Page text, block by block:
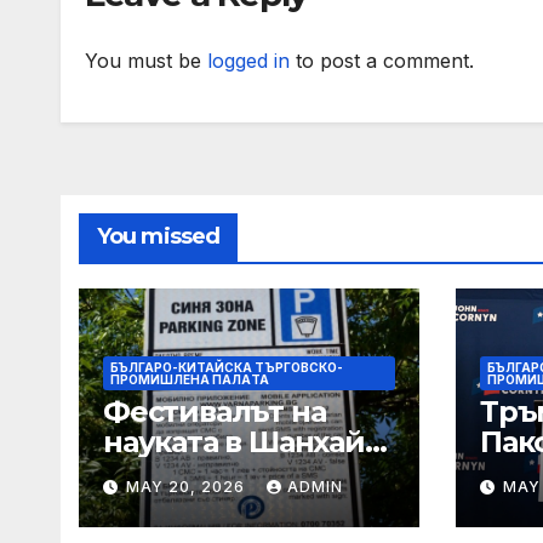
You must be logged in to post a comment.
You missed
БЪЛГАРО-КИТАЙСКА ТЪРГОВСКО-
ПРОМИШЛЕНА ПАЛAТА
Фестивалът на
науката в Шанхай
2026 обещава
вълнуващи
научно-
MAY 20, 2026 ADMIN
от